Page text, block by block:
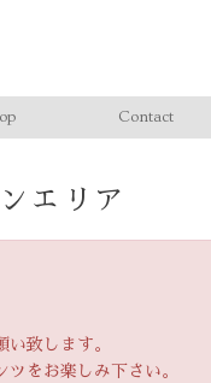
Contact
エリア
致します。
をお楽しみ下さい。